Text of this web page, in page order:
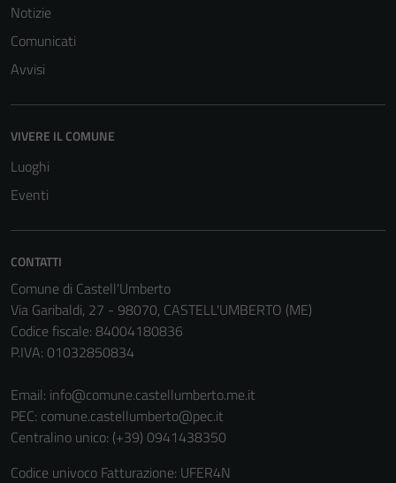
Notizie
Comunicati
Avvisi
VIVERE IL COMUNE
Luoghi
Eventi
CONTATTI
Comune di Castell'Umberto
Via Garibaldi, 27 - 98070, CASTELL'UMBERTO (ME)
Codice fiscale: 84004180836
P.IVA: 01032850834
Email: info@comune.castellumberto.me.it
PEC: comune.castellumberto@pec.it
Centralino unico: (+39) 0941438350
Codice univoco Fatturazione: UFER4N